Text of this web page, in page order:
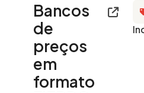
Bancos
de
preços
em
formato